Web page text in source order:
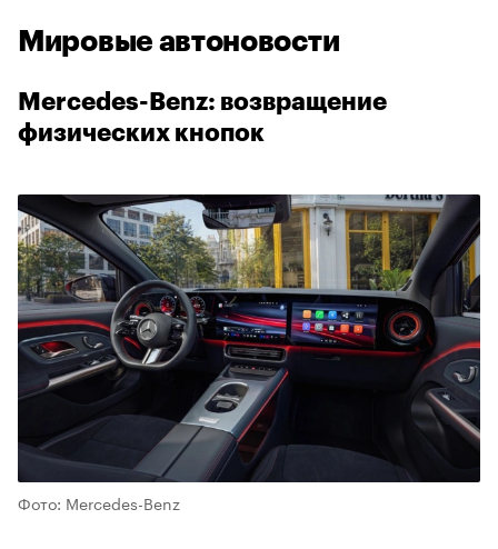
Мировые автоновости
Mercedes-Benz: возвращение
физических кнопок
Фото: Mercedes-Benz